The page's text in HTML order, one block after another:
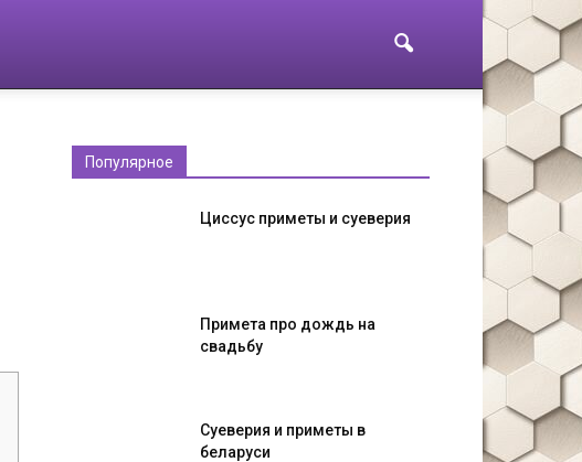
Популярное
Циссус приметы и суеверия
Примета про дождь на
свадьбу
Суеверия и приметы в
беларуси